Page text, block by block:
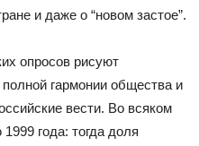
и даже о “новом застое”.
опросов рисуют
гармонии общества и
вести. Во всяком
года: тогда доля